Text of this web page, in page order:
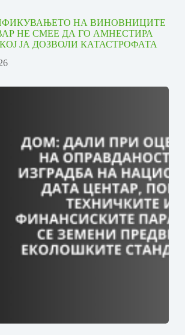
НА ВИНОВНИЦИТЕ
НЕ СМЕЕ ДА ГО АМНЕСТИРА
ЈА ДОЗВОЛИ КАТАСТРОФАТА